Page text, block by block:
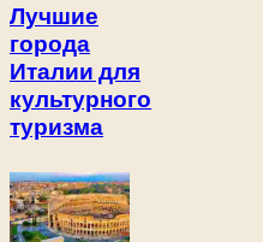
Лучшие
города
Италии для
культурного
туризма